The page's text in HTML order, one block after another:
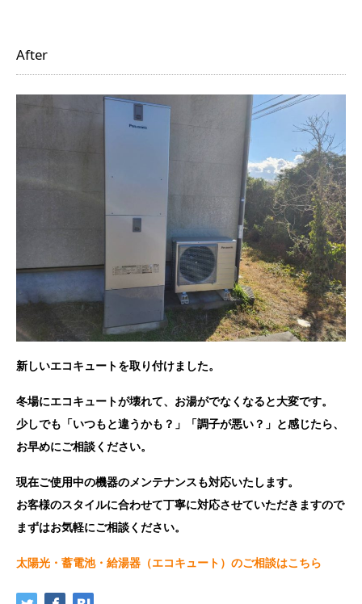
After
新しいエコキュートを取り付けました。
冬場にエコキュートが壊れて、お湯がでなくなると大変です。
少しでも「いつもと違うかも？」「調子が悪い？」と感じたら、
お早めにご相談ください。
現在ご使用中の機器のメンテナンスも対応いたします。
お客様のスタイルに合わせて丁寧に対応させていただきますので
まずはお気軽にご相談ください。
太陽光・蓄電池・給湯器（エコキュート）のご相談はこちら